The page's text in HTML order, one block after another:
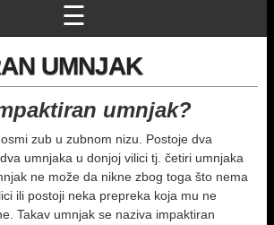
☰
UMNJAK
umnjak?
zub u zubnom nizu. Postoje dva
umnjaka u donjoj vilici tj. četiri umnjaka
ne može da nikne zbog toga što nema
ili postoji neka prepreka koja mu ne
Takav umnjak se naziva impaktiran